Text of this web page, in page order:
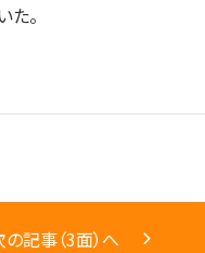
。
記事（3面）へ